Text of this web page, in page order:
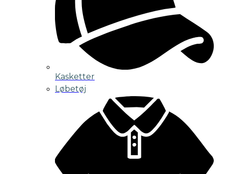
Kasketter
Løbetøj